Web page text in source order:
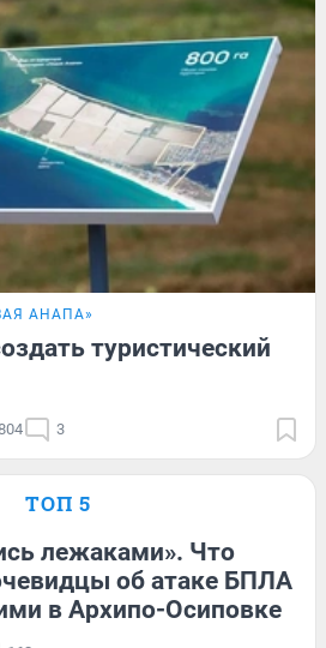
АНАПА»
туристический
3
ТОП 5
лежаками». Что
об атаке БПЛА
в Архипо-Осиповке